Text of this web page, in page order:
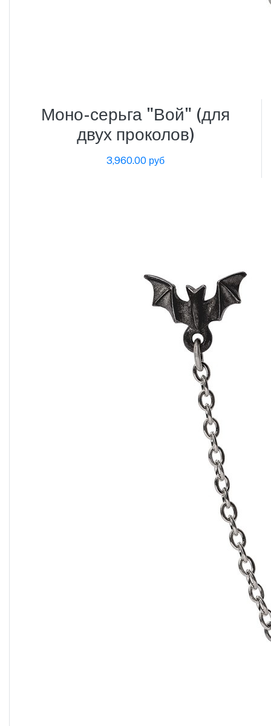
Моно-серьга "Вой" (для
двух проколов)
3,960.00 руб